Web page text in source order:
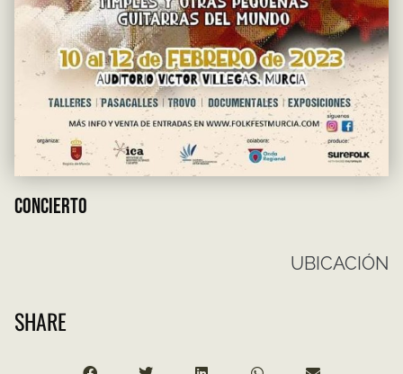
CONCIERTO
UBICACIÓN
SHARE